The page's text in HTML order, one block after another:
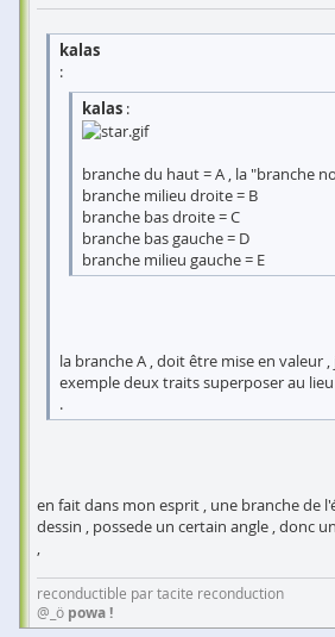
kalas
:
kalas :
branche du haut = A , la "branche
branche milieu droite = B
branche bas droite = C
branche bas gauche = D
branche milieu gauche = E
la branche A , doit être mise en valeur ,
exemple deux traits superposer au
.
en fait dans mon esprit , une branche de
dessin , possede un certain angle , donc
,
reconductible par tacite reconduction
@_ö powa !